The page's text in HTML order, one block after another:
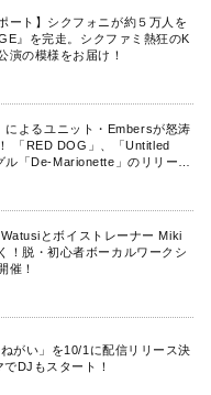
ート】シクフォニが約５万人を
』を完走。シクファミ熱狂のK
演の模様をお届け！
によるユニット・Embersが怒涛
「RED DOG」、「Untitled
「De-Marionette」のリリース
とボイストレーナー Miki
！脱・初心者ボーカルワークシ
催！
がい」を10/1に配信リリース決
DJもスタート！